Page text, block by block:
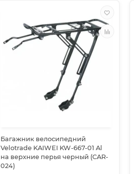
Багажник велосипедний
Velotrade KAIWEI KW-667-01 Al
на верхние перья черный (CAR-
024)